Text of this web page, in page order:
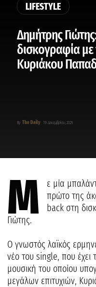
LIFESTYLE
Δημήτρης
δισκογραφία με
Κυριάκου
By The Daily 19 Δεκεμβρίου, 2025
Μ
ε μία
πρώτο της
back στη
Γιώτης.
O γνωστός λαϊκός
νέο του single, που έχει
μουσική του οποίου
μεγάλων επιτυχιών,